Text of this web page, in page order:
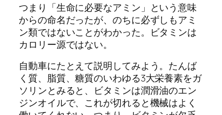
つまり「生命に必要なアミン」という意味
からの命名だったが、のちに必ずしもアミ
ン類ではないことがわかった。ビタミンは
カロリー源ではない。
自動車にたとえて説明してみよう。たんば
く質、脂質、糖質のいわゆる3大栄養素をガ
ソリンとみると、ビタミンは潤滑油のエン
ジンオイルで、これが切れると機械はよく